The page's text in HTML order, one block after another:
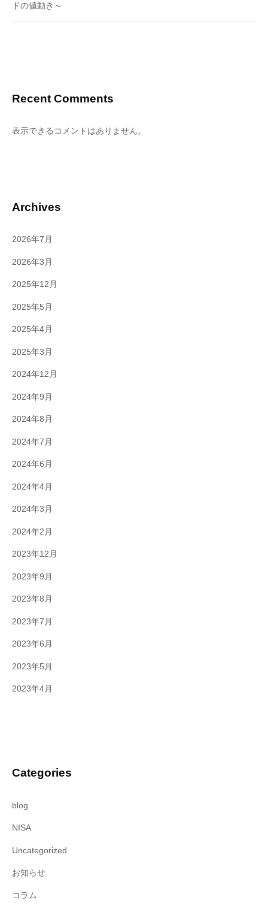
ドの値動き～
Recent Comments
表示できるコメントはありません。
Archives
2026年7月
2026年3月
2025年12月
2025年5月
2025年4月
2025年3月
2024年12月
2024年9月
2024年8月
2024年7月
2024年6月
2024年4月
2024年3月
2024年2月
2023年12月
2023年9月
2023年8月
2023年7月
2023年6月
2023年5月
2023年4月
Categories
blog
NISA
Uncategorized
お知らせ
コラム